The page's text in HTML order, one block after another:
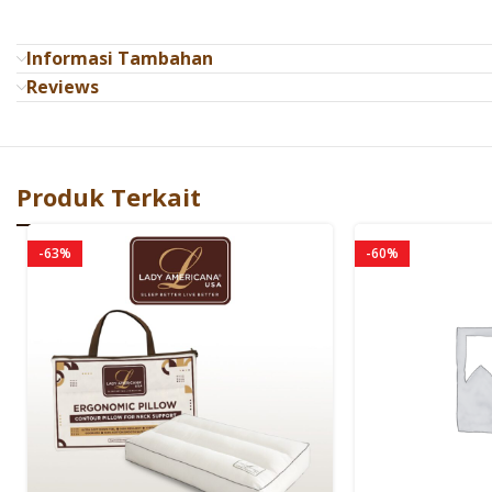
Informasi Tambahan
Reviews
Produk Terkait
-63% -60%